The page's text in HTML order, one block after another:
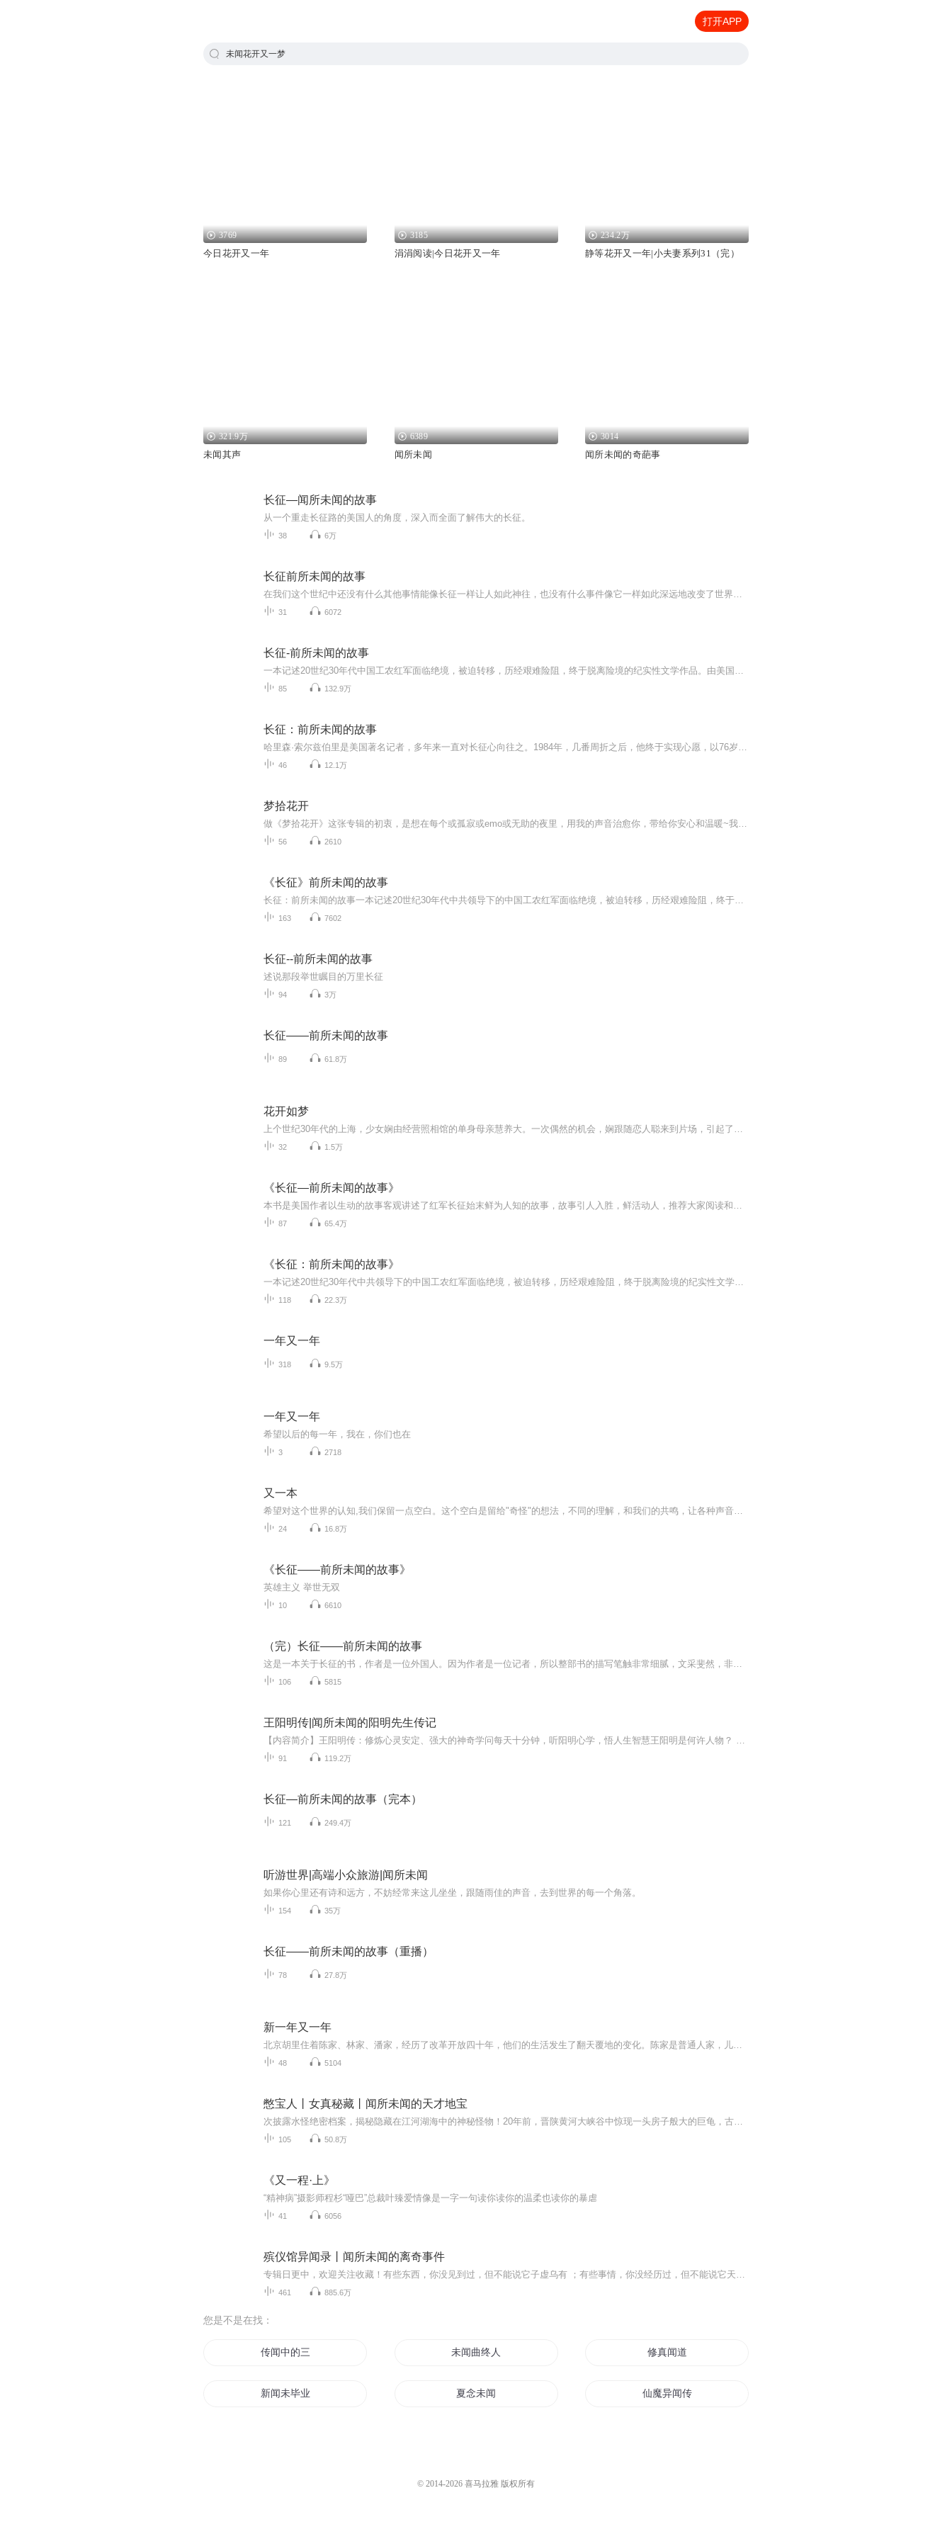
打开APP
未闻花开又一梦
3769
今日花开又一年
3185
涓涓阅读|今日花开又一年
234.2万
静等花开又一年|小夫妻系列31（完）
321.9万
未闻其声
6389
闻所未闻
3014
闻所未闻的奇葩事
长征—闻所未闻的故事
从一个重走长征路的美国人的角度，深入而全面了解伟大的长征。
38 6万
长征前所未闻的故事
在我们这个世纪中还没有什么其他事情能像长征一样让人如此神往，也没有什么事件像它一样如此深远地改变了世界的未来。
31 6072
长征-前所未闻的故事
一本记述20世纪30年代中国工农红军面临绝境，被迫转移，历经艰难险阻，终于脱离险境的纪实性文学作品。由美国作家、全美作家协会主席哈里森·埃文斯·索尔兹伯里于1986年写成，三年后被译成中文在中国大陆出版发行。
85 132.9万
长征：前所未闻的故事
哈里森·索尔兹伯里是美国著名记者，多年来一直对长征心向往之。1984年，几番周折之后，他终于实现心愿，以76岁的高龄重走长征路，遍访在世的老红军，将长征的故事再现于世。出于对长征的推崇，全书充满作者对中国革命者激情、勇气和智慧的赞叹，对中国革...
46 12.1万
梦拾花开
做《梦拾花开》这张专辑的初衷，是想在每个或孤寂或emo或无助的夜里，用我的声音治愈你，带给你安心和温暖~我会一直陪伴你~
56 2610
《长征》前所未闻的故事
长征：前所未闻的故事一本记述20世纪30年代中共领导下的中国工农红军面临绝境，被迫转移，历经艰难险阻，终于脱离险境的纪实性文学作品。由美国作家、全美作家协会主席哈里森·埃文斯·索尔兹伯里于1986年写成，三年后被译成中文在中国大陆出版发行。
163 7602
长征--前所未闻的故事
述说那段举世瞩目的万里长征
94 3万
长征——前所未闻的故事
89 61.8万
花开如梦
上个世纪30年代的上海，少女娴由经营照相馆的单身母亲慧养大。一次偶然的机会，娴跟随恋人聪来到片场，引起了电影公司孟老板的注意，她一生的命运由此改变。孟老板利用娴的纯洁及对演员身份的向往，给了她明星的荣耀和情感的幻梦，后来却在战乱中为求自保...
32 1.5万
《长征—前所未闻的故事》
本书是美国作者以生动的故事客观讲述了红军长征始末鲜为人知的故事，故事引人入胜，鲜活动人，推荐大家阅读和收听...
87 65.4万
《长征：前所未闻的故事》
一本记述20世纪30年代中共领导下的中国工农红军面临绝境，被迫转移，历经艰难险阻，终于脱离险境的纪实性文学作品。那些从未阅读过红军壮丽史诗的人们，现在可以从这本书中开始了解那些为中国革命事业不惜牺牲的男男女女的品质。他们将从这里开始知道人类...
118 22.3万
一年又一年
318 9.5万
一年又一年
希望以后的每一年，我在，你们也在
3 2718
又一本
希望对这个世界的认知,我们保留一点空白。这个空白是留给"奇怪"的想法，不同的理解，和我们的共鸣，让各种声音都可以路过，光临，甚至常驻。通过节目, 我们想和你们聊一聊“好奇心”带来的思考, 并且尝试用读书的方式寻找答案。看看是否能找到答案，又或者...
24 16.8万
《长征——前所未闻的故事》
英雄主义 举世无双
10 6610
（完）长征——前所未闻的故事
这是一本关于长征的书，作者是一位外国人。因为作者是一位记者，所以整部书的描写笔触非常细腻，文采斐然，非常耐读。他从大量的细节描写当中，让人一窥红军长征的伟大。
106 5815
王阳明传|闻所未闻的阳明先生传记
【内容简介】王阳明传：修炼心灵安定、强大的神奇学问每天十分钟，听阳明心学，悟人生智慧王阳明是何许人物？ 他是明朝名闻天下、神秘莫测、文武全才、功高盖世，并以其悟创的“阳明心学”影响后世深远的一代大儒！ 心学是什么？ 心学是王阳明学贯儒、...
91 119.2万
长征―前所未闻的故事（完本）
121 249.4万
听游世界|高端小众旅游|闻所未闻
如果你心里还有诗和远方，不妨经常来这儿坐坐，跟随雨佳的声音，去到世界的每一个角落。
154 35万
长征——前所未闻的故事（重播）
78 27.8万
新一年又一年
北京胡里住着陈家、林家、潘家，经历了改革开放四十年，他们的生活发生了翻天覆地的变化。陈家是普通人家，儿子陈焕是恢复高考后第一批大学生，后来成了著名的经济学者，女儿陈青和女婿何大海，经历了下海下岗和再就业。小女儿陈小鸥则是新时代的女性。林...
48 5104
憋宝人丨女真秘藏丨闻所未闻的天才地宝
次披露水怪绝密档案，揭秘隐藏在江河湖海中的神秘怪物！20年前，晋陕黄河大峡谷中惊现一头房子般大的巨龟，古老神秘的憋宝人重出江湖，身怀绝技的白袍少年，一座由死人组建的鬼魅阴城……黄河古道中潜伏的铁头龙王，长江三峡神秘的蛟龙，雅鲁藏布江食人怪
105 50.8万
《又一程·上》
“精神病”摄影师程杉“哑巴”总裁叶臻爱情像是一字一句读你读你的温柔也读你的暴虐
41 6056
殡仪馆异闻录丨闻所未闻的离奇事件
专辑日更中，欢迎关注收藏！有些东西，你没见到过，但不能说它子虚乌有 ；有些事情，你没经历过，但不能说它天方夜谭；有些故事，你没听说过，但不能说它荒诞不经；世界之大，无奇不有，万物生灵，千奇百怪。常怀敬畏之心，常行善意之事，人在做，天在看，...
461 885.6万
您是不是在找：
传闻中的三公主 未闻曲终人散 修真闻道
新闻未毕业 夏念未闻 仙魔异闻传
© 2014-2026 喜马拉雅 版权所有